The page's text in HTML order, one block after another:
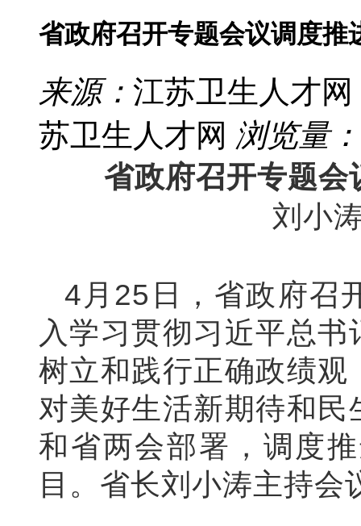
省政府召开专题会议调度推
来源： 江苏卫生人才网
苏卫生人才网 浏览量：
省政府召开专题会
刘小
4月25日，省政府召
入学习贯彻习近平总
树立和践行正确政绩
对美好生活新期待和
和省两会部署，调度
目。省长刘小涛主持会